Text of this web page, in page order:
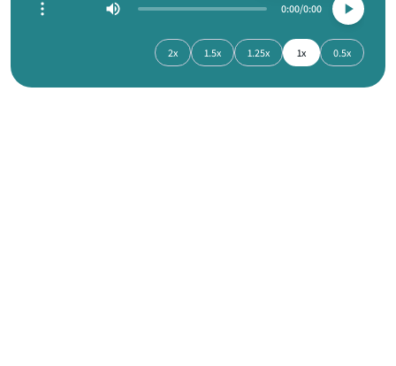
0:00
0:00
0.5x
1x
1.25x
1.5x
2x